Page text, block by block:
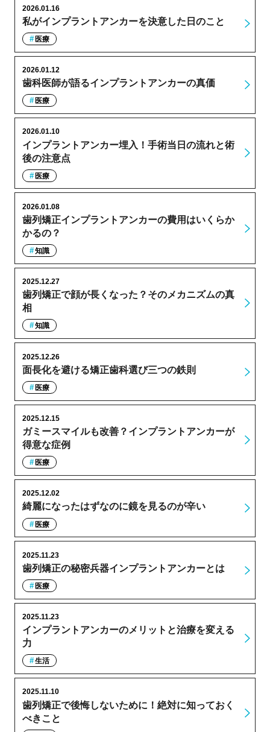
私がインプラントアンカーを決意した日のこと
2026.01.16
医療
歯科医師が語るインプラントアンカーの真価
2026.01.12
医療
インプラントアンカー埋入！手術当日の流れと術
後の注意点
2026.01.10
医療
歯列矯正インプラントアンカーの費用はいくらか
かるの？
2026.01.08
知識
歯列矯正で顔が長くなった？そのメカニズムの真
相
2025.12.27
知識
面長化を避ける矯正歯科選び三つの鉄則
2025.12.26
医療
ガミースマイルも改善？インプラントアンカーが
得意な症例
2025.12.15
医療
綺麗になったはずなのに鏡を見るのが辛い
2025.12.02
医療
歯列矯正の秘密兵器インプラントアンカーとは
2025.11.23
医療
インプラントアンカーのメリットと治療を変える
力
2025.11.23
生活
歯列矯正で後悔しないために！絶対に知っておく
べきこと
2025.11.10